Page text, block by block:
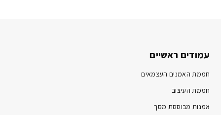
עמודים ראשיים
חממת האמנים העצמאים
חממת העיצוב
אמנות מבוססת מסך